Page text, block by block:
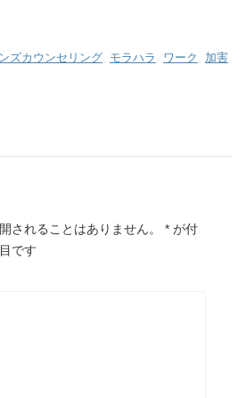
ズカウンセリング, モラハラ , ワーク , 加害
されることはありません。 * が付
です